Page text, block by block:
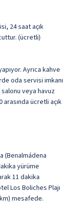
24 saat açık
(ücretli)
Ayrıca kahve
oda servisi imkanı
veya havuz
ücretli açık
(Benalmádena
yürüme
11 dakika
Los Boliches Plajı
mesafede.